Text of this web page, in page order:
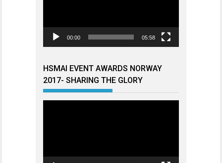
00:00 05:58
HSMAI EVENT AWARDS NORWAY
2017- SHARING THE GLORY